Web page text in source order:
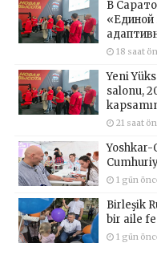
В
«Единой
18 saat
Yeni
salonu,
21 saat
Yoshkar-
1 gün
Birleşik
bir aile
1 gün